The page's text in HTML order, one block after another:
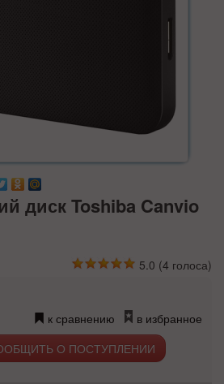
диск Toshiba Canvio
5.0 (4 голоса)
к сравнению в избранное
О ПОСТУПЛЕНИИ